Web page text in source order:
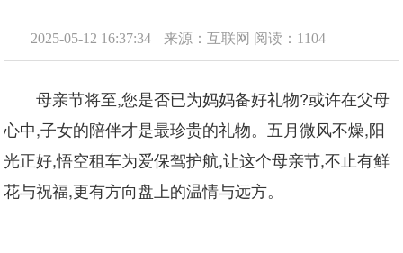
2025-05-12 16:37:34 来源：互联网 阅读：1104
母亲节将至,您是否已为妈妈备好礼物?或许在父母
心中,子女的陪伴才是最珍贵的礼物。五月微风不燥,阳
光正好,悟空租车为爱保驾护航,让这个母亲节,不止有鲜
花与祝福,更有方向盘上的温情与远方。